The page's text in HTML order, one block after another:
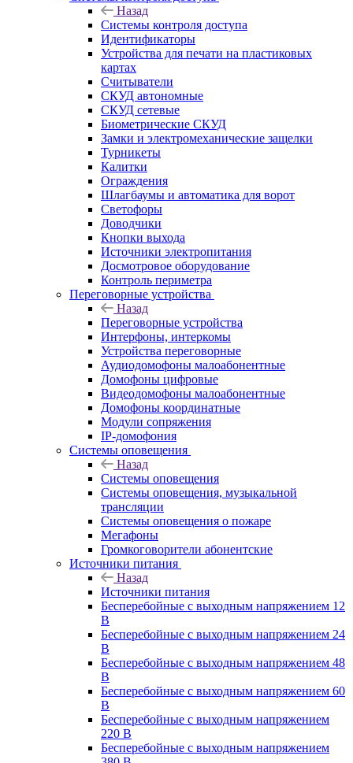
Назад
Системы контроля доступа
Идентификаторы
Устройства для печати на пластиковых
картах
Считыватели
СКУД автономные
СКУД сетевые
Биометрические СКУД
Замки и электромеханические защелки
Турникеты
Калитки
Ограждения
Шлагбаумы и автоматика для ворот
Светофоры
Доводчики
Кнопки выхода
Источники электропитания
Досмотровое оборудование
Контроль периметра
Переговорные устройства
Назад
Переговорные устройства
Интерфоны, интеркомы
Устройства переговорные
Аудиодомофоны малоабонентные
Домофоны цифровые
Видеодомофоны малоабонентные
Домофоны координатные
Модули сопряжения
IP-домофония
Системы оповещения
Назад
Системы оповещения
Системы оповещения, музыкальной
трансляции
Системы оповещения о пожаре
Мегафоны
Громкоговорители абонентские
Источники питания
Назад
Источники питания
Бесперебойные с выходным напряжением 12
В
Бесперебойные с выходным напряжением 24
В
Бесперебойные с выходным напряжением 48
В
Бесперебойные с выходным напряжением 60
В
Бесперебойные с выходным напряжением
220 В
Бесперебойные с выходным напряжением